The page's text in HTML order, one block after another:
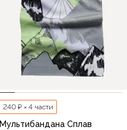
240 ₽ × 4 части
Мультибандана Сплав